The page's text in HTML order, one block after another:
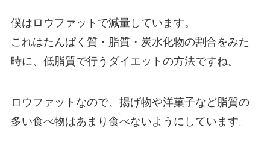
僕はロウファットで減量しています。
これはたんぱく質・脂質・炭水化物の割合をみた
時に、低脂質で行うダイエットの方法ですね。
ロウファットなので、揚げ物や洋菓子など脂質の
多い食べ物はあまり食べないようにしています。